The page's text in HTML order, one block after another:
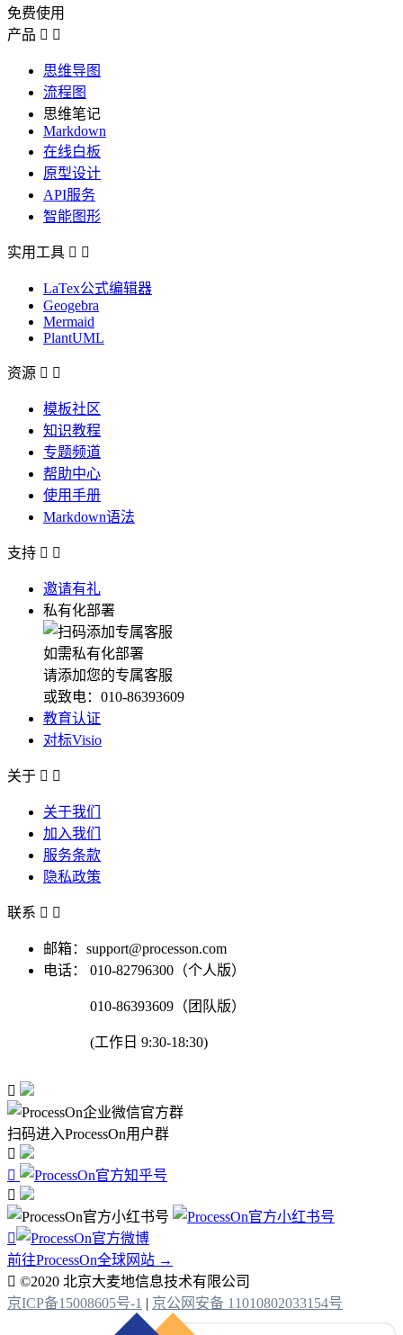
免费使用
产品  
思维导图
流程图
思维笔记
Markdown
在线白板
原型设计
API服务
智能图形
实用工具  
LaTex公式编辑器
Geogebra
Mermaid
PlantUML
资源  
模板社区
知识教程
专题频道
帮助中心
使用手册
Markdown语法
支持  
邀请有礼
私有化部署
如需私有化部署
请添加您的专属客服
或致电：010-86393609
教育认证
对标Visio
关于  
关于我们
加入我们
服务条款
隐私政策
联系  
邮箱：support@processon.com
电话：
010-82796300（个人版）
010-86393609（团队版）
(工作日 9:30-18:30)

扫码进入ProcessOn用户群




前往ProcessOn全球网站 →
 ©2020 北京大麦地信息技术有限公司
京ICP备15008605号-1 | 京公网安备 11010802033154号